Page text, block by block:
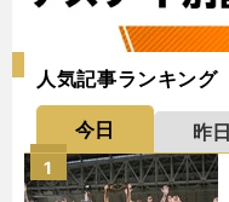
人気記事ランキング
今日 昨日
1